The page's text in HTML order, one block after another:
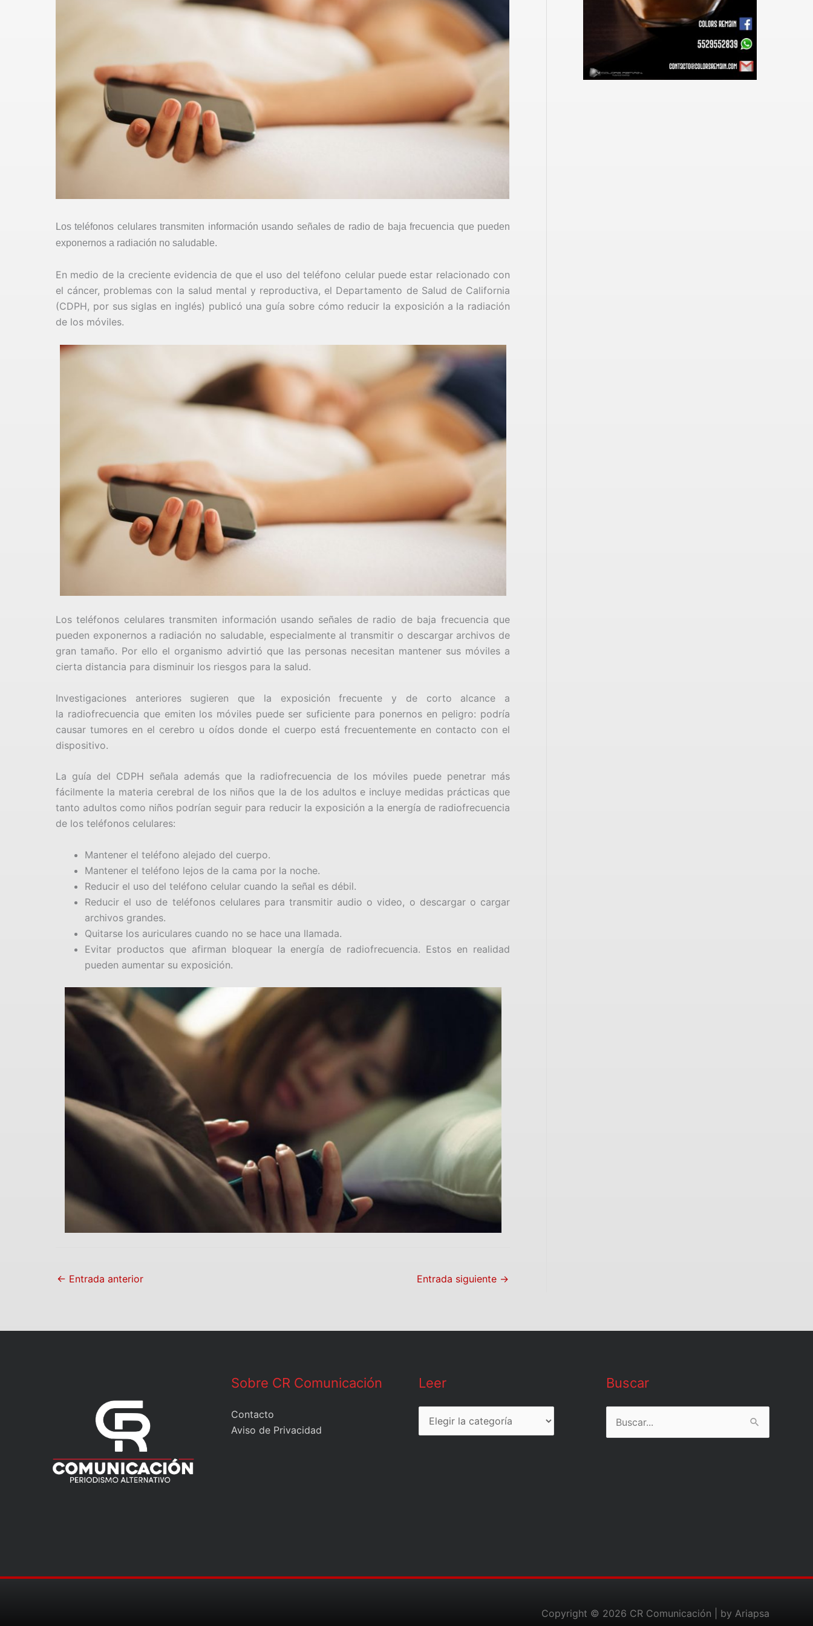
Los teléfonos celulares transmiten información usando señales de radio de baja frecuencia que pueden
exponernos a radiación no saludable.
En medio de la creciente evidencia de que el uso del teléfono celular puede estar relacionado con
el cáncer, problemas con la salud mental y reproductiva, el Departamento de Salud de California
(CDPH, por sus siglas en inglés) publicó una guía sobre cómo reducir la exposición a la radiación
de los móviles.
Los teléfonos celulares transmiten información usando señales de radio de baja frecuencia que
pueden exponernos a radiación no saludable, especialmente al transmitir o descargar archivos de
gran tamaño. Por ello el organismo advirtió que las personas necesitan mantener sus móviles a
cierta distancia para disminuir los riesgos para la salud.
Investigaciones anteriores sugieren que la exposición frecuente y de corto alcance a
la radiofrecuencia que emiten los móviles puede ser suficiente para ponernos en peligro: podría
causar tumores en el cerebro u oídos donde el cuerpo está frecuentemente en contacto con el
dispositivo.
La guía del CDPH señala además que la radiofrecuencia de los móviles puede penetrar más
fácilmente la materia cerebral de los niños que la de los adultos e incluye medidas prácticas que
tanto adultos como niños podrían seguir para reducir la exposición a la energía de radiofrecuencia
de los teléfonos celulares:
Mantener el teléfono alejado del cuerpo.
Mantener el teléfono lejos de la cama por la noche.
Reducir el uso del teléfono celular cuando la señal es débil.
Reducir el uso de teléfonos celulares para transmitir audio o video, o descargar o cargar
archivos grandes.
Quitarse los auriculares cuando no se hace una llamada.
Evitar productos que afirman bloquear la energía de radiofrecuencia. Estos en realidad
pueden aumentar su exposición.
← Entrada anterior Entrada siguiente →
Sobre CR Comunicación
Contacto
Aviso de Privacidad
Leer
Leer Buscar
Buscar
por:
Copyright © 2026 CR Comunicación | by Ariapsa